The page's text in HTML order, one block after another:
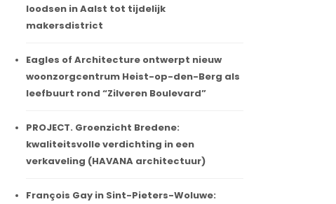
loodsen in Aalst tot tijdelijk
makersdistrict
Eagles of Architecture ontwerpt nieuw
woonzorgcentrum Heist-op-den-Berg als
leefbuurt rond “Zilveren Boulevard”
PROJECT. Groenzicht Bredene:
kwaliteitsvolle verdichting in een
verkaveling (HAVANA architectuur)
François Gay in Sint-Pieters-Woluwe: